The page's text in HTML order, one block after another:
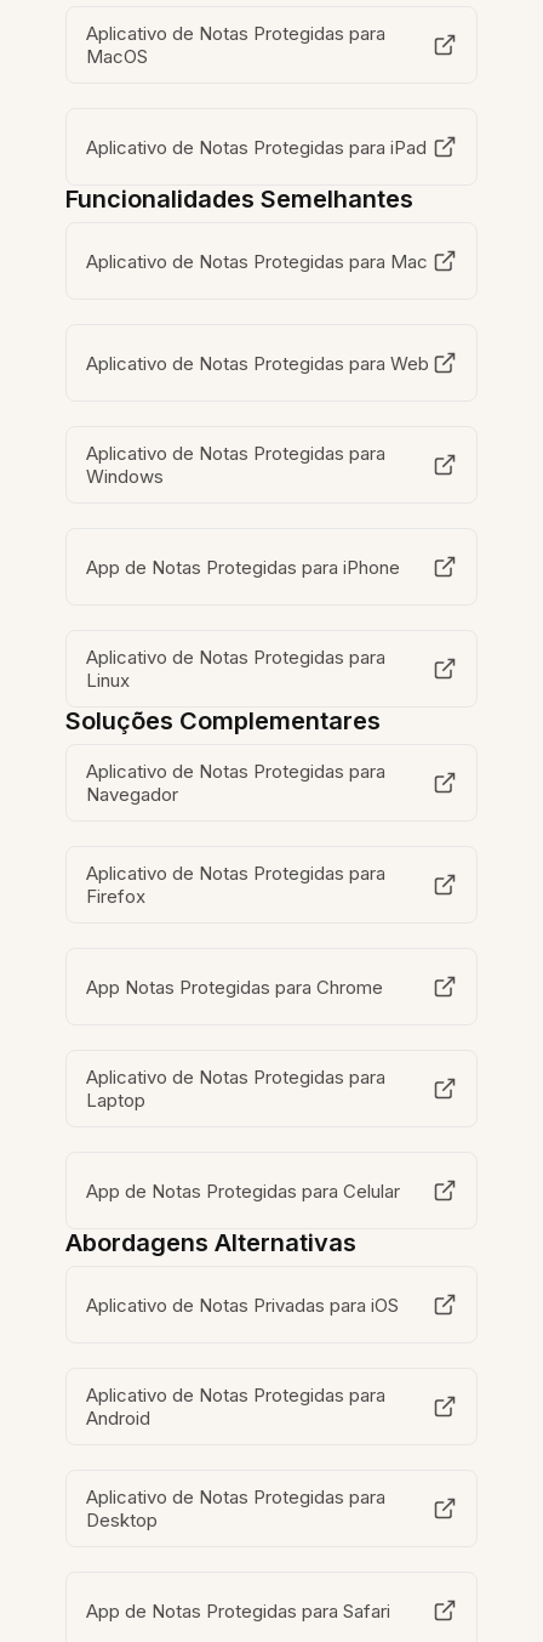
Aplicativo de Notas Protegidas para
MacOS
Aplicativo de Notas Protegidas para iPad
Funcionalidades Semelhantes
Aplicativo de Notas Protegidas para Mac
Aplicativo de Notas Protegidas para Web
Aplicativo de Notas Protegidas para
Windows
App de Notas Protegidas para iPhone
Aplicativo de Notas Protegidas para
Linux
Soluções Complementares
Aplicativo de Notas Protegidas para
Navegador
Aplicativo de Notas Protegidas para
Firefox
App Notas Protegidas para Chrome
Aplicativo de Notas Protegidas para
Laptop
App de Notas Protegidas para Celular
Abordagens Alternativas
Aplicativo de Notas Privadas para iOS
Aplicativo de Notas Protegidas para
Android
Aplicativo de Notas Protegidas para
Desktop
App de Notas Protegidas para Safari